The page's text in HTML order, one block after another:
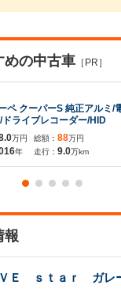
めの中古車 ［PR］
ペ クーパーS 純正アルミ/
ドライブレコーダー/HID
万円
年
総額： 88万円
走行： 9.0万km
報
Ｅ ｓｔａｒ ガレ